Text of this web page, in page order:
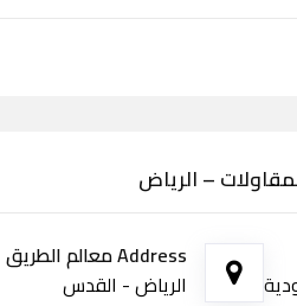
– الرياض
Address معالم الطريق
الرياض - القدس